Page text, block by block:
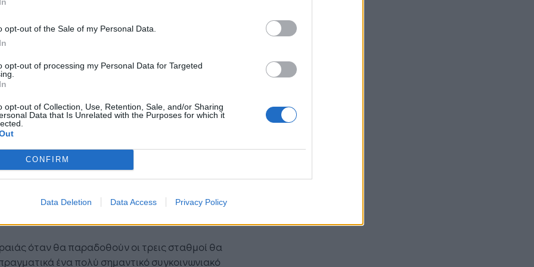
opt-out of the Sale of my Personal Data.
opt-out of processing my Personal Data for Targeted
opt-out of Collection, Use, Retention, Sale, and/or Sharing
Data that Is Unrelated with the Purposes for which it
CONFIRM
Data Deletion Data Access Privacy Policy
κ. Στέλλα Χρυσουλάκη.
- πρότυπο στο Δημοτικό
που συμβολίζει ότι
να έχουμε και αρχαία και
επίσκεψη στα εργοτάξια και την ξενάγηση
έκθεση, ο κ. Καραμανλής δήλωσε
ότι το έργο θα παραδοθεί το καλοκαίρι του
σήμερα την πρόοδο στην
και στην ουσία είμαστε σε πάρα πολύ καλό
όταν θα παραδοθούν οι τρεις σταθμοί θα
πραγματικά ένα πολύ σημαντικό συγκοινωνιακό